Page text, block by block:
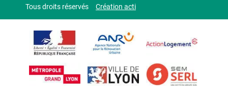
Tous droits réservés
Création acti